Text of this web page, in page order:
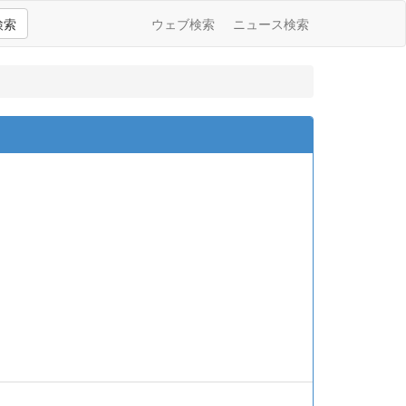
索 ウェブ検索 ニュース検索